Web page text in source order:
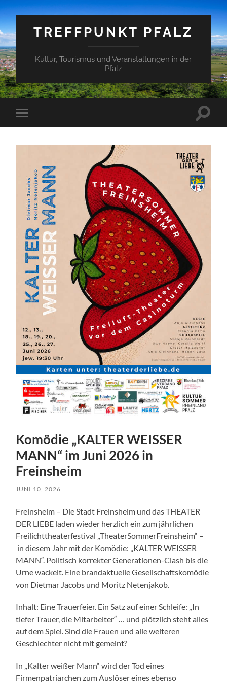
TREFFPUNKT PFALZ
Kultur, Tourismus und Veranstaltungen in der
Pfalz
Mobile-
Menü
Komödie „KALTER WEISSER
MANN“ im Juni 2026 in
Freinsheim
JUNI 10, 2026
Freinsheim – Die Stadt Freinsheim und das THEATER
DER LIEBE laden wieder herzlich ein zum jährlichen
Freilichttheaterfestival „TheaterSommerFreinsheim“ –
in diesem Jahr mit der Komödie: „KALTER WEISSER
MANN“. Politisch korrekter Generationen-Clash bis die
Urne wackelt. Eine brandaktuelle Gesellschaftskomödie
von Dietmar Jacobs und Moritz Netenjakob.
Inhalt: Eine Trauerfeier. Ein Satz auf einer Schleife: „In
tiefer Trauer, die Mitarbeiter“ … und plötzlich steht alles
auf dem Spiel. Sind die Frauen und alle weiteren
Geschlechter nicht mit gemeint?
In „Kalter weißer Mann“ wird der Tod eines
Firmenpatriarchen zum Auslöser eines ebenso